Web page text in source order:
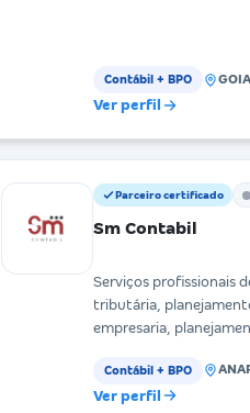
Contábil + BPO
Ver perfil
Parceiro certificado
Sm Contabil
Serviços profissionais
tributária,
empresaria,
Contábil + BPO
Ver perfil